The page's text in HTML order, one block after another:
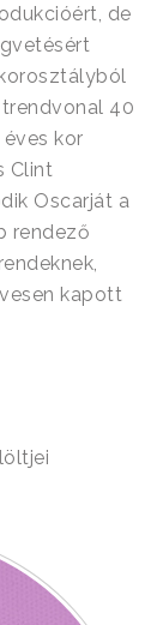
de
trendvonal 40
kor
Clint
Oscarját a
rendező
kapott